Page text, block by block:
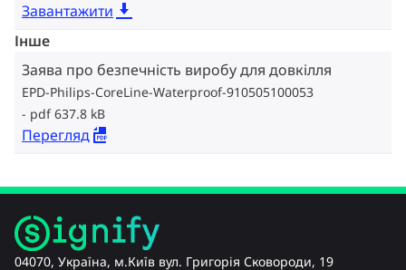
Завантажити
Інше
Заява про безпечність виробу для довкілля
EPD-Philips-CoreLine-Waterproof-910505100053
pdf 637.8 kB
Перегляд
04070, Україна, м.Київ вул. Григорія Сковороди, 19